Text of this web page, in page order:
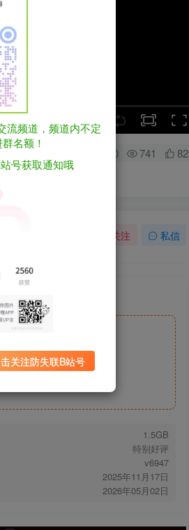
speed
0 741 82
关注 私信
一解压密码：sygu.cc
1.5GB
特别好评
v6947
2025年11月17日
2026年05月02日
流频道，频道内不定
名额！
号获取通知哦
关注防失联B站号